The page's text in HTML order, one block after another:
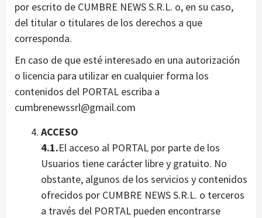
por escrito de CUMBRE NEWS S.R.L. o, en su caso,
del titular o titulares de los derechos a que
corresponda.
En caso de que esté interesado en una autorización
o licencia para utilizar en cualquier forma los
contenidos del PORTAL escriba a
cumbrenewssrl@gmail.com
ACCESO
4.1.El acceso al PORTAL por parte de los
Usuarios tiene carácter libre y gratuito. No
obstante, algunos de los servicios y contenidos
ofrecidos por CUMBRE NEWS S.R.L. o terceros
a través del PORTAL pueden encontrarse